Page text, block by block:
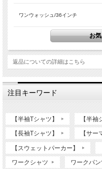
ワンウォッシュ/36インチ
返品についての詳細はこちら
注目キーワード
【半袖Tシャツ】 【半袖
【長袖Tシャツ】 【サー
【スウェットパーカー】
ワークシャツ ワークパン